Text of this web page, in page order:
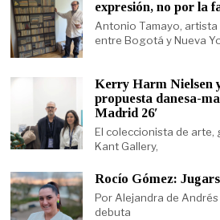
expresión, no por la
Antonio Tamayo,
entre Bogotá y Nueva
Kerry Harm Nielsen
propuesta danesa-
Madrid 26′
El coleccionista de arte,
Kant Gallery,
Rocío Gómez:
Por Alejandra de
debuta